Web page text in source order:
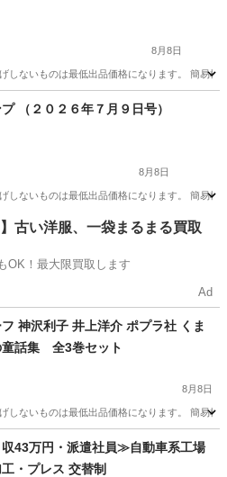
8月8日
しないものは最低出品価格になります。 簡易
ック、アニメ 状態
（２０２６年７月９日号）
8月8日
しないものは最低出品価格になります。 簡易
ック、アニメ
】古い洋服、一袋まるまる買取
OK！最大限買取します
Ad
神沢利子 井上洋介 ポプラ社 くま
童話集 全3巻セット
8月8日
しないものは最低出品価格になります。 簡易
の子ウーフ
43万円・派遣社員≫自動車系工場
・プレス 交替制